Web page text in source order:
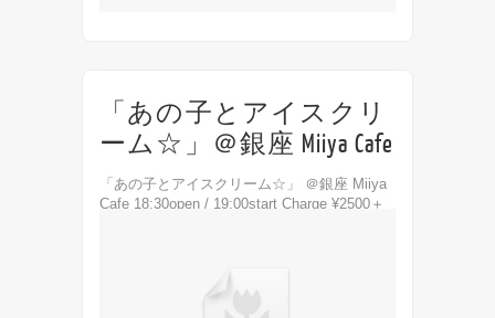
「あの子とアイスクリ
ーム☆」＠銀座 Miiya Cafe
「あの子とアイスクリーム☆」 ＠銀座 Miiya
Cafe 18:30open / 19:00start Charge ¥2500＋